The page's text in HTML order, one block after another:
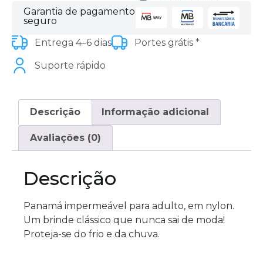
Garantia de pagamento
seguro
Entrega 4–6 dias
Portes grátis *
Suporte rápido
Descrição Informação adicional
Avaliações (0)
Descrição
Panamá impermeável para adulto, em nylon.
Um brinde clássico que nunca sai de moda!
Proteja-se do frio e da chuva.